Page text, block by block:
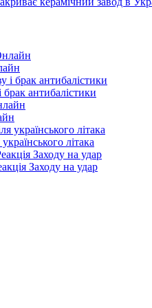
антибалістики
літака
Заходу на удар